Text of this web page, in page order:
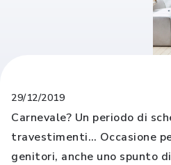
29/12/2019
Carnevale? Un periodo di
travestimenti… Occasione
genitori, anche uno spunto